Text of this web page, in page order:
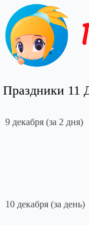
Праздники 11
9 декабря (за 2 дня)
10 декабря (за день)